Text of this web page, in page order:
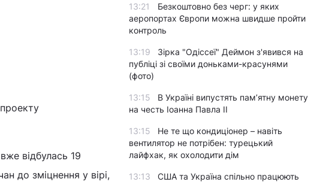
відбулась 19
до зміцнення у вірі,
13:21
Безкоштовно без черг: у яких
аеропортах Європи можна швидше пройти
контроль
13:19
Зірка "Одіссеї" Деймон з'явився на
публіці зі своїми доньками-красунями
(фото)
13:15
В Україні випустять пам’ятну монету
на честь Іоанна Павла II
13:15
Не те що кондиціонер – навіть
вентилятор не потрібен: турецький
лайфхак, як охолодити дім
13:13
США та Україна спільно працюють